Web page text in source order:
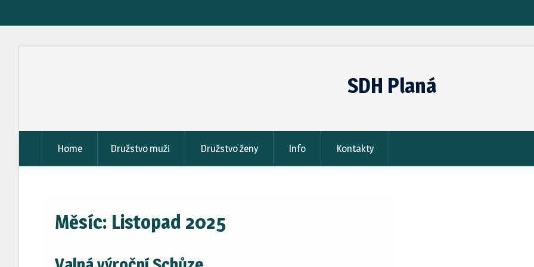
SDH Planá
Home Družstvo muži Družstvo ženy Info Kontakty
Měsíc: Listopad 2025